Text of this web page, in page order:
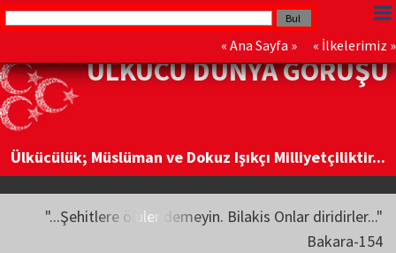
« Ana Sayfa » « İlkelerimiz »
ÜLKÜCÜ DÜNYA GÖRÜŞÜ
Ülkücülük; Müslüman ve Dokuz Işıkçı Milliyetçiliktir...
"...Şehitlere ölüler demeyin. Bilakis Onlar diridirler..."
Bakara-154